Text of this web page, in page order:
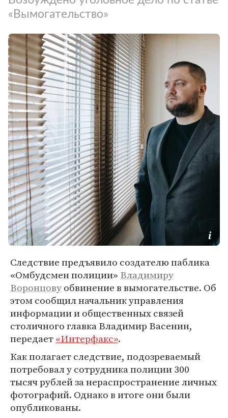
«Вымогательство»
Следствие предъявило создателю паблика
«Омбудсмен полиции» Владимиру
Воронцовуобвинение в вымогательстве. Об
этом сообщил начальник управления
информации и общественных связей
столичного главка Владимир Васенин,
передает«Интерфакс».
Как полагает следствие, подозреваемый
потребовал у сотрудника полиции 300
тысяч рублей за нераспространение личных
фотографий. Однако в итоге они были
опубликованы.